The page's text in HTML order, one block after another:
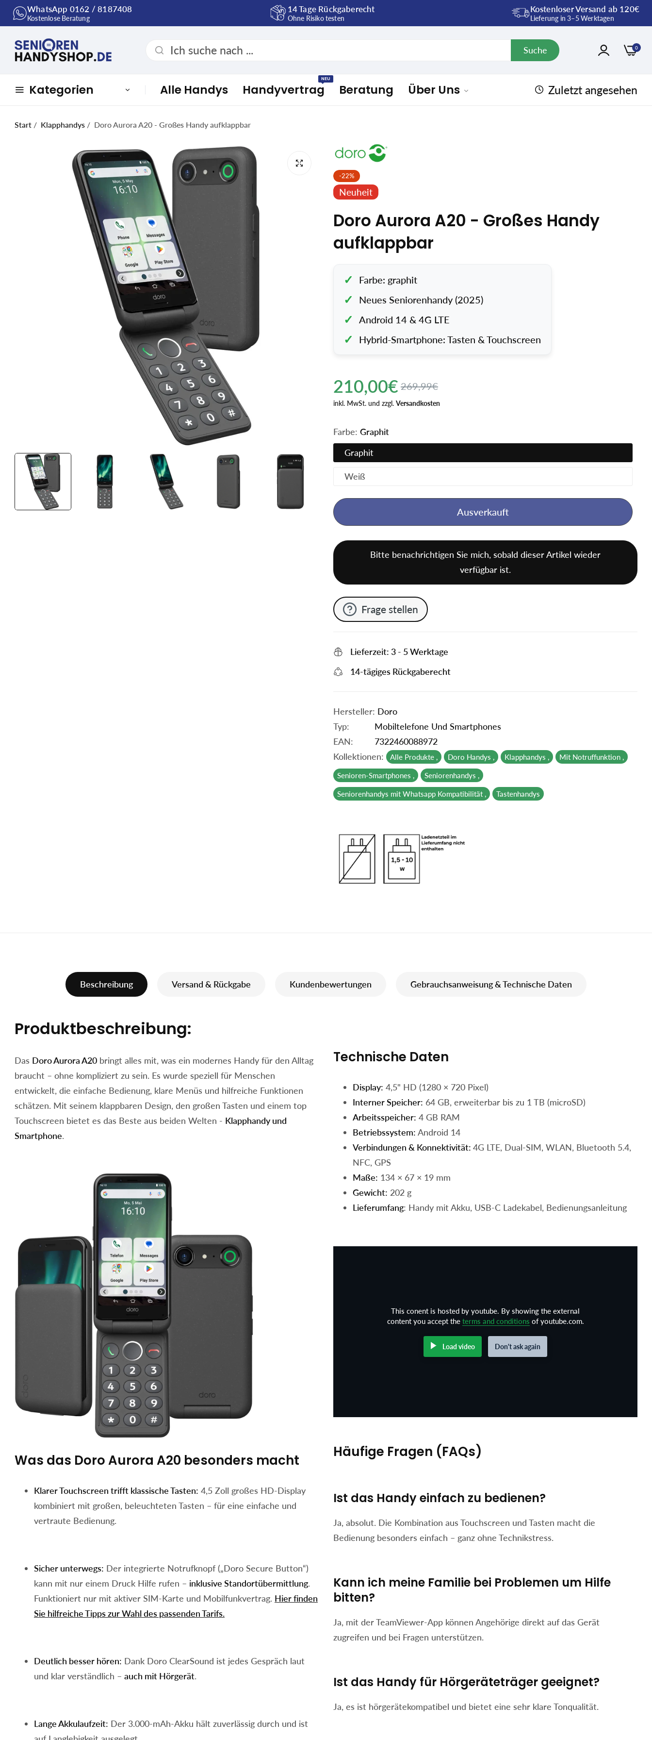
WhatsApp 0162 / 8187408
Kostenlose Beratung
14 Tage Rückgaberecht
Ohne Risiko testen
Kostenloser Versand ab 120€
Lieferung in 3–5 Werktagen
Suche 0
Kategorien Alle Handys Handyvertrag
NEU
Beratung Über Uns Zuletzt angesehen
Start / Klapphandys / Doro Aurora A20 - Großes Handy aufklappbar
-22%
Neuheit
Doro Aurora A20 - Großes Handy
aufklappbar
Farbe: graphit
Neues Seniorenhandy (2025)
Android 14 & 4G LTE
Hybrid-Smartphone: Tasten & Touchscreen
Regulärer
Preis
210,00€ Angebotspreis
269,99€
inkl. MwSt. und zzgl. Versandkosten
Farbe: Graphit
Graphit
Weiß
Ausverkauft
Bitte benachrichtigen Sie mich, sobald dieser Artikel wieder
verfügbar ist.
Frage stellen
Lieferzeit: 3 - 5 Werktage
14-tägiges Rückgaberecht
Hersteller: Doro
Typ:
Mobiltelefone Und Smartphones
EAN:
7322460088972
Kollektionen:
Alle Produkte , Doro Handys , Klapphandys , Mit Notruffunktion ,
Senioren-Smartphones , Seniorenhandys ,
Seniorenhandys mit Whatsapp Kompatibilität , Tastenhandys
Beschreibung Versand & Rückgabe Kundenbewertungen Gebrauchsanweisung & Technische Daten
Produktbeschreibung:
Das Doro Aurora A20 bringt alles mit, was ein modernes Handy für den Alltag
braucht – ohne kompliziert zu sein. Es wurde speziell für Menschen
entwickelt, die einfache Bedienung, klare Menüs und hilfreiche Funktionen
schätzen. Mit seinem klappbaren Design, den großen Tasten und einem top
Touchscreen bietet es das Beste aus beiden Welten - Klapphandy und
Smartphone.
Was das Doro Aurora A20 besonders macht
Klarer Touchscreen trifft klassische Tasten: 4,5 Zoll großes HD-Display
kombiniert mit großen, beleuchteten Tasten – für eine einfache und
vertraute Bedienung.
Sicher unterwegs: Der integrierte Notrufknopf („Doro Secure Button“)
kann mit nur einem Druck Hilfe rufen – inklusive Standortübermittlung.
Funktioniert nur mit aktiver SIM‑Karte und Mobilfunkvertrag. Hier finden
Sie hilfreiche Tipps zur Wahl des passenden Tarifs.
Deutlich besser hören: Dank Doro ClearSound ist jedes Gespräch laut
und klar verständlich – auch mit Hörgerät.
Lange Akkulaufzeit: Der 3.000-mAh-Akku hält zuverlässig durch und ist
Technische Daten
Display: 4,5" HD (1280 × 720 Pixel)
Interner Speicher: 64 GB, erweiterbar bis zu 1 TB (microSD)
Arbeitsspeicher: 4 GB RAM
Betriebssystem: Android 14
Verbindungen & Konnektivität: 4G LTE, Dual-SIM, WLAN, Bluetooth 5.4,
NFC, GPS
Maße: 134 × 67 × 19 mm
Gewicht: 202 g
Lieferumfang: Handy mit Akku, USB-C Ladekabel, Bedienungsanleitung
This conent is hosted by youtube. By showing the external
content you accept the terms and conditions of youtube.com.
Load video Don't ask again
Häufige Fragen (FAQs)
Ist das Handy einfach zu bedienen?
Ja, absolut. Die Kombination aus Touchscreen und Tasten macht die
Bedienung besonders einfach – ganz ohne Technikstress.
Kann ich meine Familie bei Problemen um Hilfe
bitten?
Ja, mit der TeamViewer-App können Angehörige direkt auf das Gerät
zugreifen und bei Fragen unterstützen.
Ist das Handy für Hörgeräteträger geeignet?
Ja, es ist hörgerätekompatibel und bietet eine sehr klare Tonqualität.